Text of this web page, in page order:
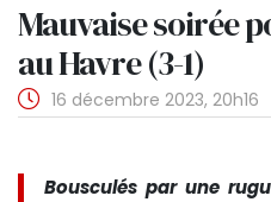
Mauvaise soirée
au Havre (3-1)
16 décembre 2023, 20h16
Bousculés par une